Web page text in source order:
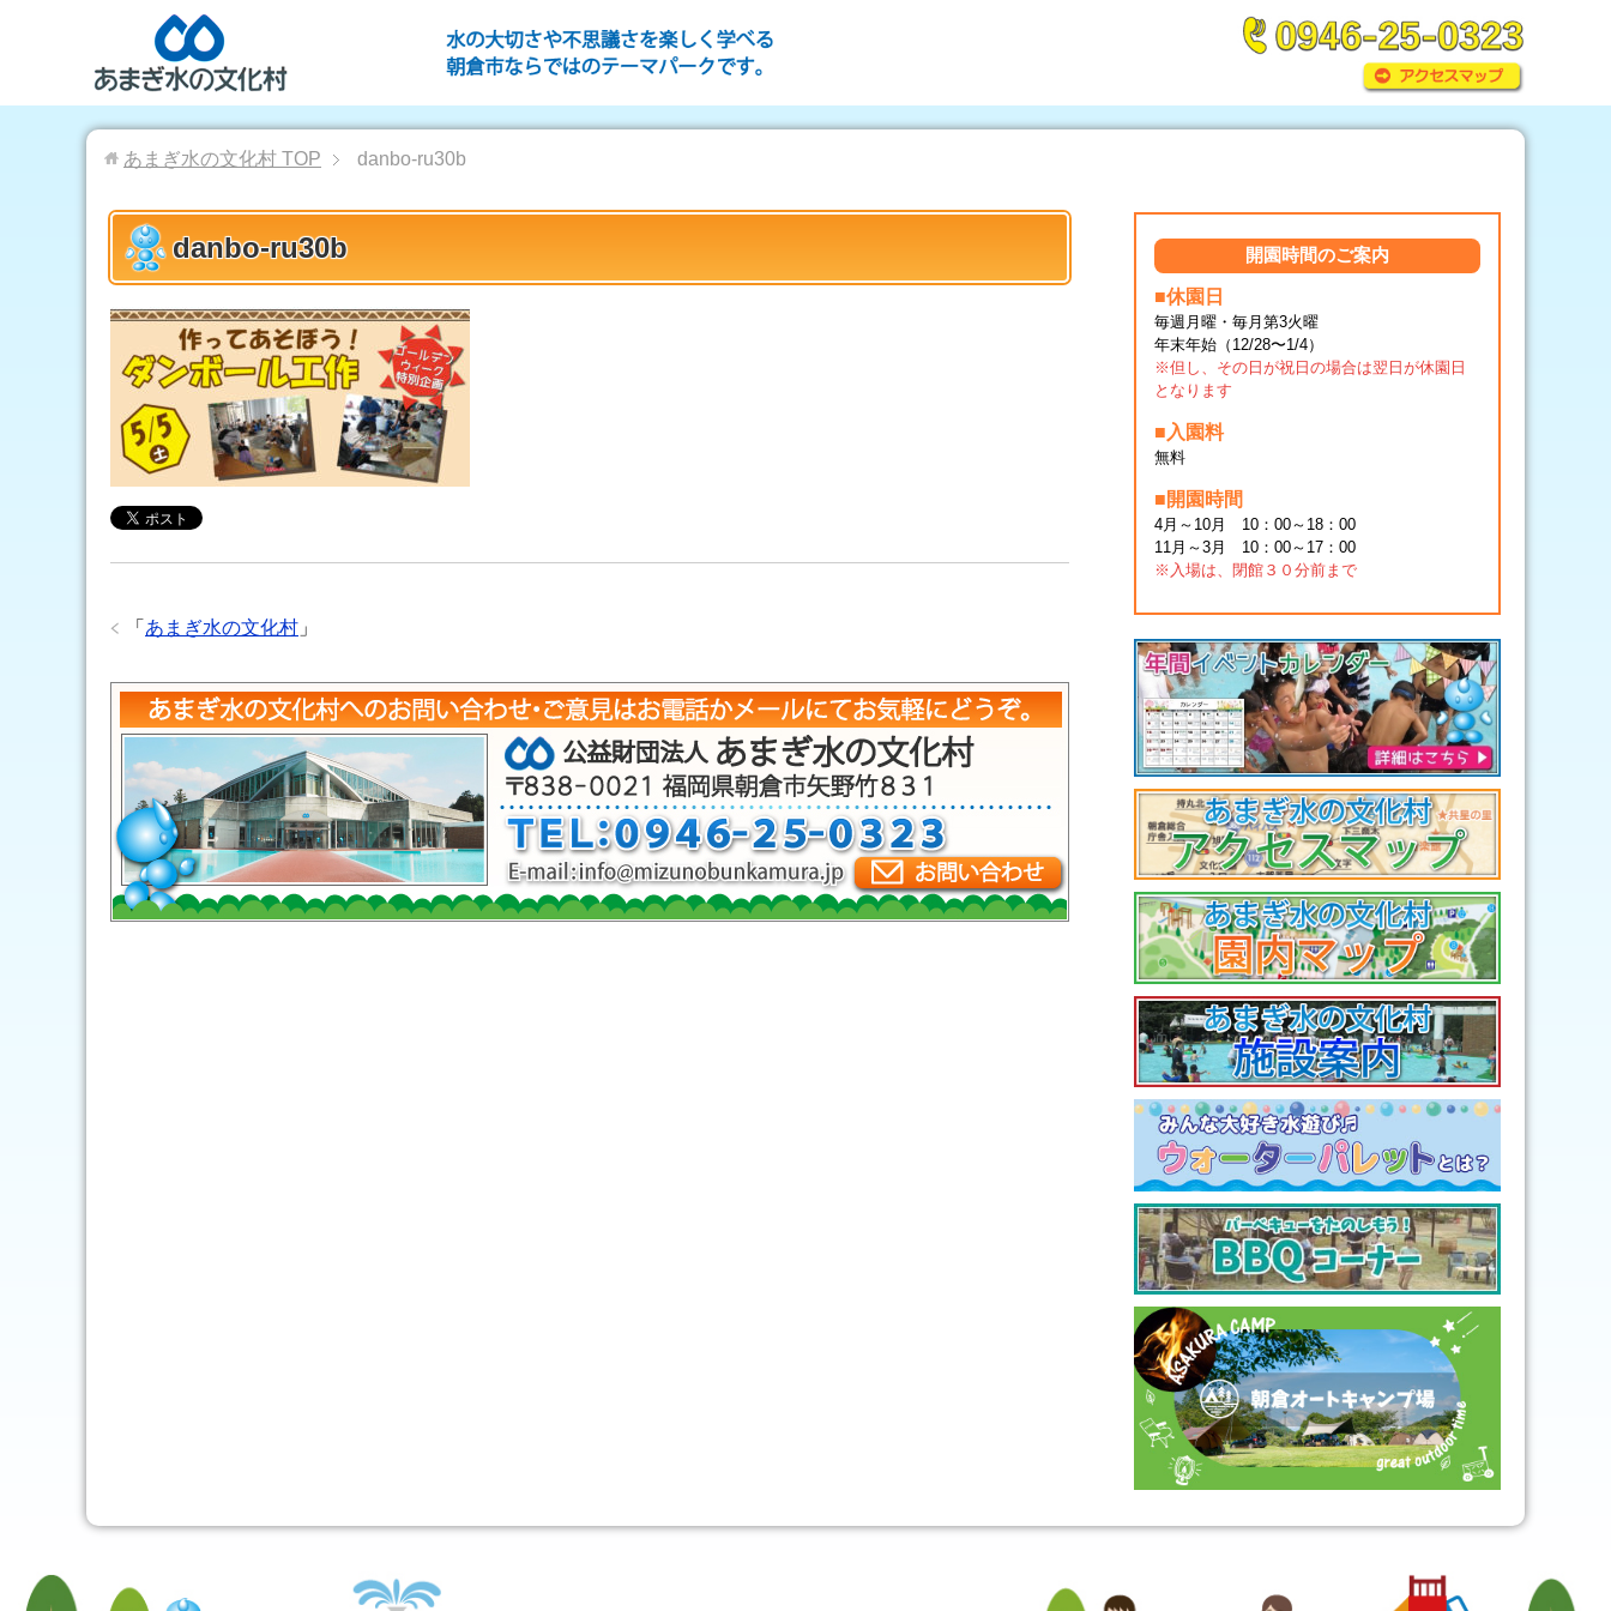
あまぎ水の文化村 TOP danbo-ru30b
danbo-ru30b
「 あまぎ水の文化村 」
開園時間のご案内
■休園日
毎週月曜・毎月第3火曜
年末年始（12/28〜1/4）
※但し、その日が祝日の場合は翌日が休園日
となります
■入園料
無料
■開園時間
4月～10月 10：00～18：00
11月～3月 10：00～17：00
※入場は、閉館３０分前まで